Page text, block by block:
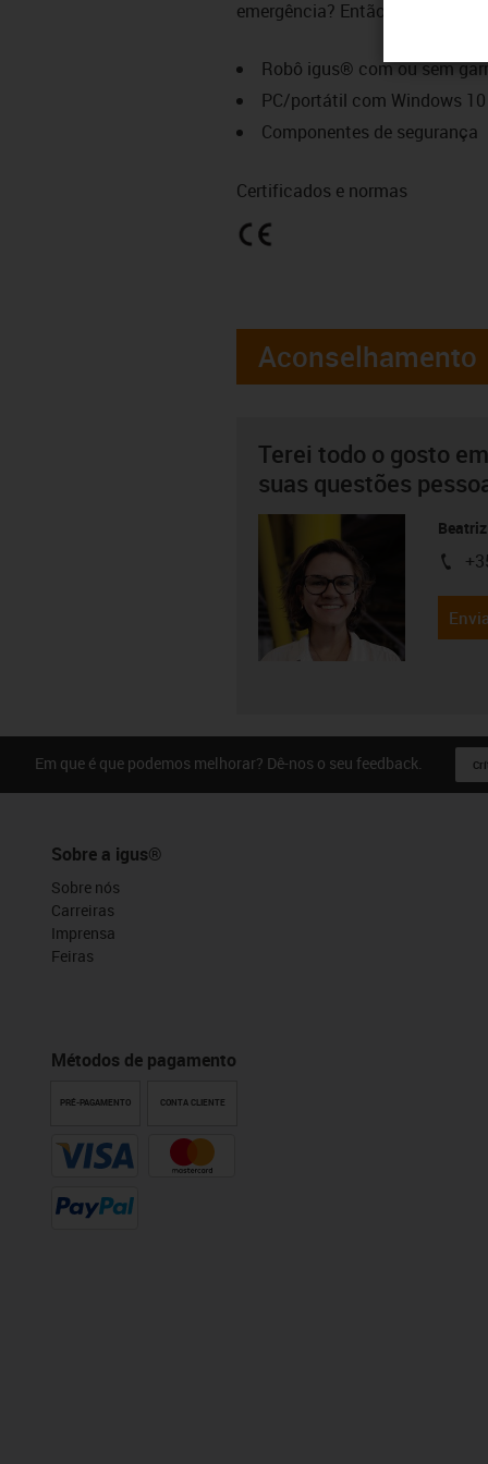
emergência? Então apenas
Robô igus® com ou sem
PC/portátil com Windows 10
Componentes de segurança
Certificados e normas
Aconselhamento
Terei todo o gosto
suas questões
igus-
Em que é que podemos melhorar? Dê-nos o seu feedback.
Sobre a igus®
Sobre nós
Carreiras
Imprensa
Feiras
Métodos de pagamento
PRÉ-PAGAMENTO CONTA CLIENTE